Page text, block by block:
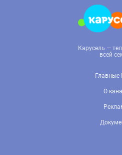
Карусель —
всей
Главные
О